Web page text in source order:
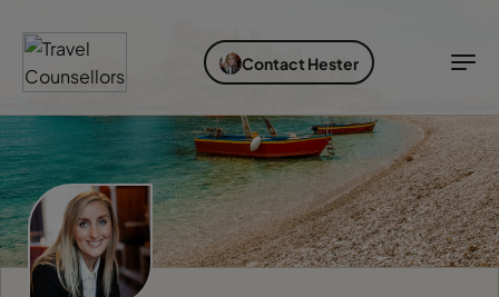
Ontdek bestemmingen
ONTDEK BESTEMMINGEN
Bestemmingen
Soorten vakanties
SOORTEN VAKANTIES
Soorten vakanties
Ideale reistijd
IDEALE REISTIJD
Ideale reistijd
INSPIRATIE
TC Reisroutes
Blogs
Bestemmingen
Cruises
Contact Hester